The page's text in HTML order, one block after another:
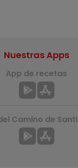
Nuestras Apps
App de recetas
Camino de